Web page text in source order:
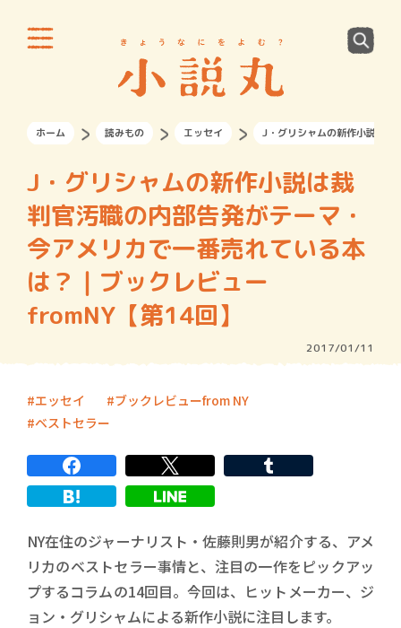
ホーム 読みもの エッセイ J・グリシャムの新作小説は
J・グリシャムの新作小説は裁
判官汚職の内部告発がテーマ・
今アメリカで一番売れている本
は？｜ブックレビュー
fromNY【第14回】
2017/01/11
エッセイ
ブックレビューfrom NY
ベストセラー
NY在住のジャーナリスト・佐藤則男が紹介する、アメ
リカのベストセラー事情と、注目の一作をピックアッ
プするコラムの14回目。今回は、ヒットメーカー、ジ
ョン・グリシャムによる新作小説に注目します。